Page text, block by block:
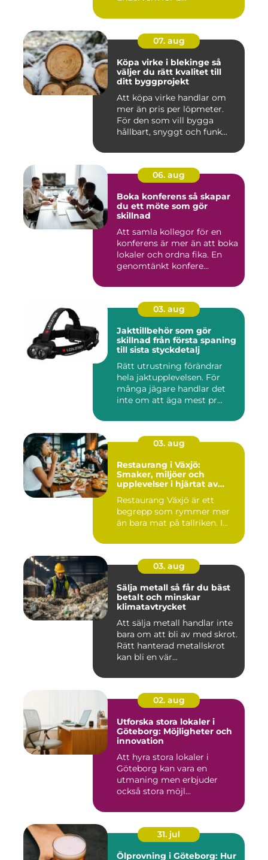
07. aug
Köpa virke i blekinge så
väljer du rätt kvalitet till
ditt byggprojekt
Att köpa virke handlar om
mer än pris per löpmeter.
För den som vill bygga
hållbart, snyggt och funk...
06. aug
Boka konferens så skapar
du ett möte som gör
skillnad
Att samla kollegor för en
konferens är mer än att boka
lokaler och ordna fika. En
genomtänkt konfere...
03. aug
Jakttillbehör som gör
skillnad från första spaning
till sista styckdetalj
Rätt utrustning förändrar
hela jaktupplevelsen. För
många jägare handlar det
inte om att äga mest pr...
03. aug
Restaurang i Växjö:
Smaker, miljöer och
upplevelser i hjärtat av
Restaurang Växjö är ett
begrepp som rymmer mer
än bara mat på tallriken. I...
03. aug
Sälja metall så får du bäst
betalt och minskar
klimatavtrycket
Att sälja metall handlar inte
bara om att bli av med skrot.
Rätt hanterad metallskrot
kan bli en vär...
02. aug
Utforska stora lokaler i
Göteborg: Möjligheter och
innovation
Att hyra stora lokaler i
Göteborg kan vara en
utmaning men erbjuder
också stora möjl...
31. jul
Ölprovning i Göteborg: Hur